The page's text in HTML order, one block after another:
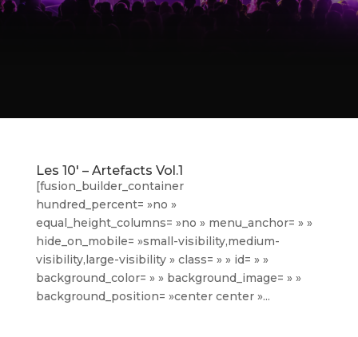
Les 10′ – Artefacts Vol.1
[fusion_builder_container
hundred_percent= »no »
equal_height_columns= »no » menu_anchor= » »
hide_on_mobile= »small-visibility,medium-
visibility,large-visibility » class= » » id= » »
background_color= » » background_image= » »
background_position= »center center »...